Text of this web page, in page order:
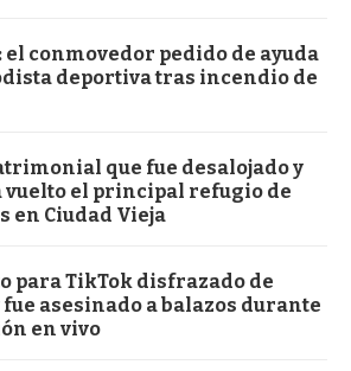
el conmovedor pedido de ayuda
deportiva tras incendio de
que fue desalojado y
vuelto el principal refugio de
en Ciudad Vieja
para TikTok disfrazado de
asesinado a balazos durante
en vivo